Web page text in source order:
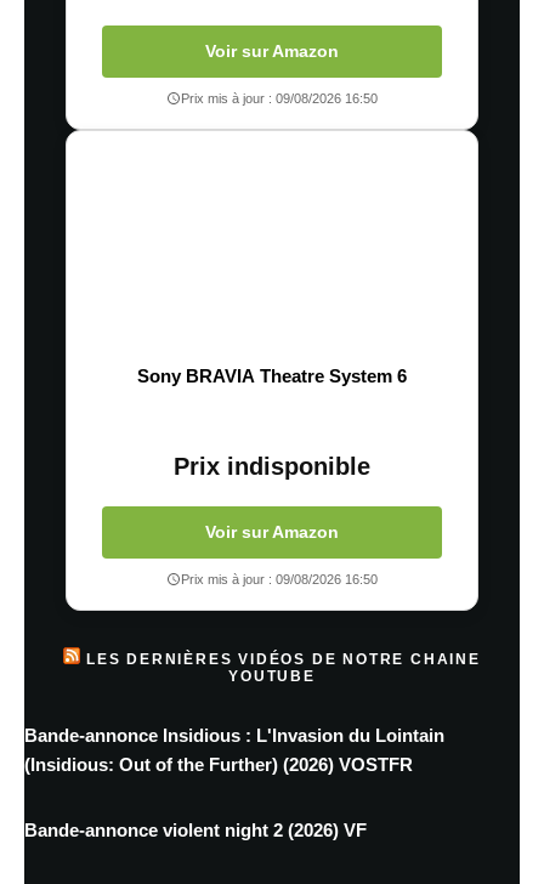
Voir sur Amazon
Prix mis à jour : 09/08/2026 16:50
Sony BRAVIA Theatre System 6
Prix indisponible
Voir sur Amazon
Prix mis à jour : 09/08/2026 16:50
LES DERNIÈRES VIDÉOS DE NOTRE CHAINE
YOUTUBE
Bande-annonce Insidious : L'Invasion du Lointain
(Insidious: Out of the Further) (2026) VOSTFR
Bande-annonce violent night 2 (2026) VF